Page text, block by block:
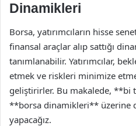
Dinamikleri
Borsa, yatırımcıların hisse
finansal araçlar alıp sattığı
tanımlanabilir. Yatırımcılar,
etmek ve riskleri minimize
geliştirirler. Bu makalede, **bi
**borsa dinamikleri** üzerine
yapacağız.